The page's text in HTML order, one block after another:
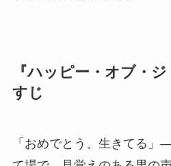
『ハッピー・オブ・
すじ
「おめでとう、生きてる